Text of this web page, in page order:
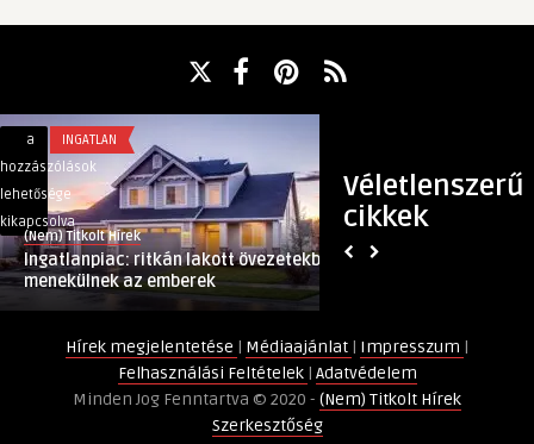
Véletlenszerű
cikkek
Ingatlanpiac:
ritkán
lakott
övezetekbe
menekülnek
az
a
hozzászólások
lehetősége
kikapcsolva
INGATLAN
(Nem) Titkolt Hírek
Ingatlanpiac: ritkán lakott övezetekbe
menekülnek az emberek
jelentek
meg
lehetősége
kikapcsolva
Hírek megjelentetése | Médiaajánlat | Impresszum |
Felhasználási Feltételek | Adatvédelem
Minden Jog Fenntartva © 2020 - (Nem) Titkolt Hírek
Szerkesztőség